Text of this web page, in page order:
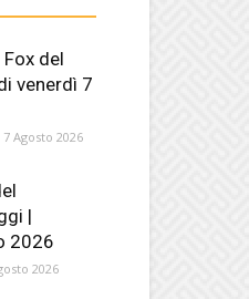
del
venerdì 7
7 Agosto 2026
|
2026
2026